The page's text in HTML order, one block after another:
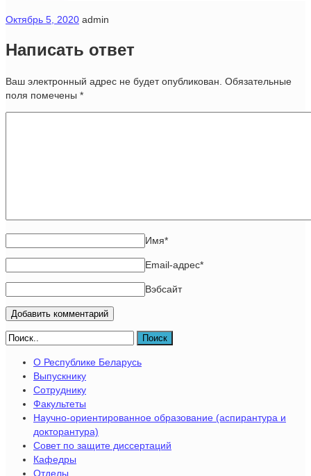
Октябрь 5, 2020 admin
Написать ответ
Ваш электронный адрес не будет опубликован. Обязательные
поля помечены *
Имя*
Email-адрес*
Вэбсайт
Поиск
О Республике Беларусь
Выпускнику
Сотруднику
Факультеты
Научно-ориентированное образование (аспирантура и
докторантура)
Совет по защите диссертаций
Кафедры
Отделы